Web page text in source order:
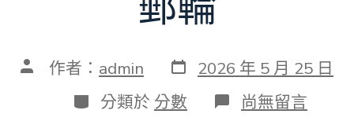
文 作者： admin 發
表
日
期
2026 年 5 月 25 日
分
類
分類於 分數 在
〈專
尚無留言